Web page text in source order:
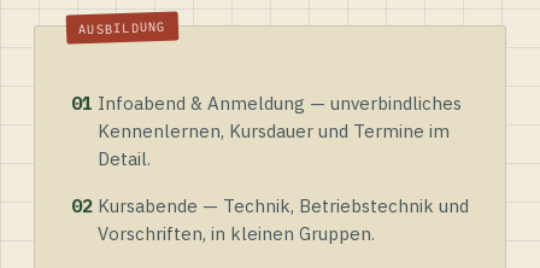
01 Infoabend & Anmeldung — unverbindliches
Kennenlernen, Kursdauer und Termine im
Detail.
02 Kursabende — Technik, Betriebstechnik und
Vorschriften, in kleinen Gruppen.